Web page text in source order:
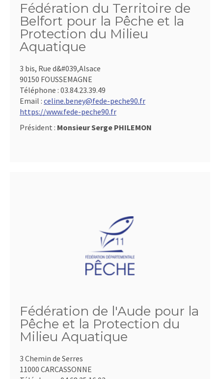
Fédération du Territoire de
Belfort pour la Pêche et la
Protection du Milieu
Aquatique
3 bis, Rue d&#039,Alsace
90150 FOUSSEMAGNE
Téléphone : 03.84.23.39.49
Email : celine.beney@fede-peche90.fr
https://www.fede-peche90.fr
Président : Monsieur Serge PHILEMON
Fédération de l'Aude pour la
Pêche et la Protection du
Milieu Aquatique
3 Chemin de Serres
11000 CARCASSONNE